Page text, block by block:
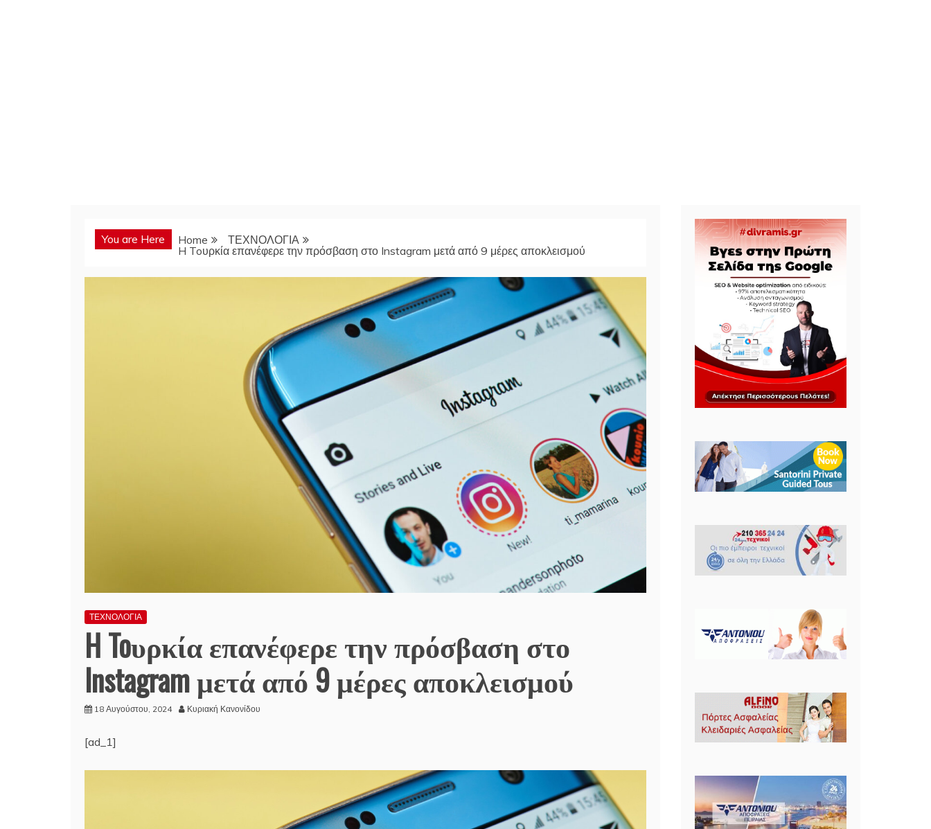
You are Here Home
ΤΕΧΝΟΛΟΓΙΑ
H Toυρκία επανέφερε την πρόσβαση στο Instagram μετά από 9 μέρες αποκλεισμού
ΤΕΧΝΟΛΟΓΙΑ
H Toυρκία επανέφερε την πρόσβαση στο
Instagram μετά από 9 μέρες αποκλεισμού
18 Αυγούστου, 2024 Κυριακή Κανονίδου
[ad_1]